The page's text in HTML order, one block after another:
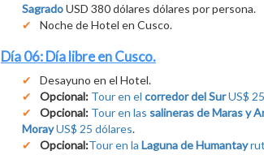
SagradoUSD 380 dólares dólares por persona.
Noche de Hotel en Cusco.
Día 06: Día libre en Cusco.
Desayuno en el Hotel.
Opcional: Tour en el corredor del SurUS$
Opcional: Tour en las salineras de Maras y
MorayUS$ 25 dólares.
Opcional:Tour en la Laguna de Humantay